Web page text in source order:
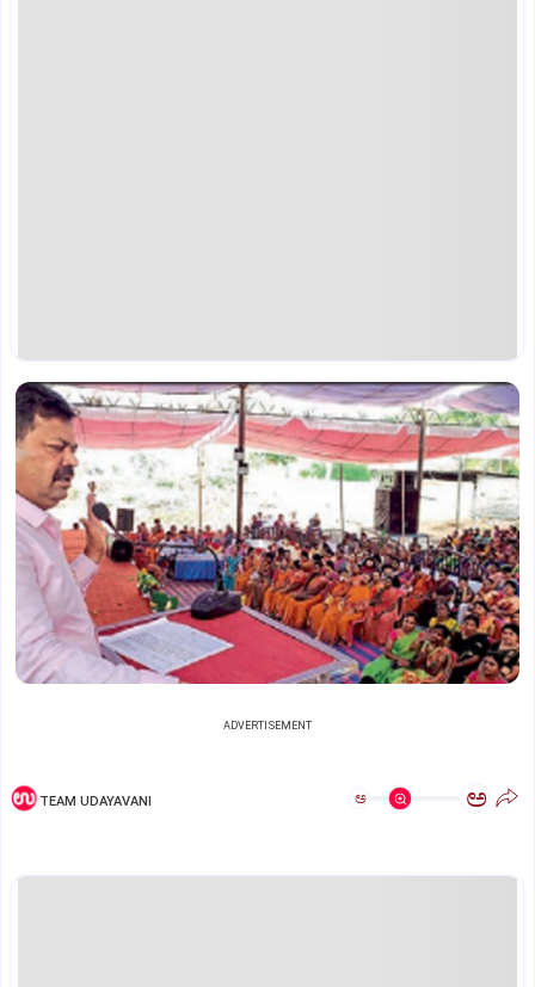
ADVERTISEMENT
TEAM UDAYAVANI ಅ ಅ